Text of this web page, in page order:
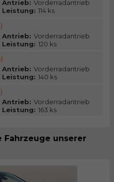
Antrieb: Vorderradantrieb
Leistung: 114 ks
Antrieb: Vorderradantrieb
Leistung: 120 ks
Antrieb: Vorderradantrieb
Leistung: 140 ks
Antrieb: Vorderradantrieb
Leistung: 163 ks
unserer